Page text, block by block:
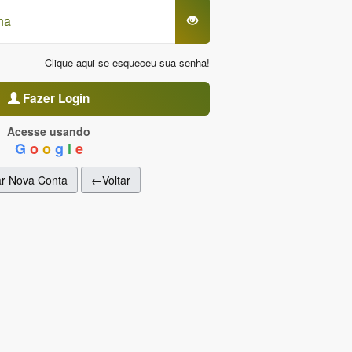
Clique aqui se esqueceu sua senha!
Fazer Login
Acesse usando
G o o g l e
Nova Conta ←Voltar